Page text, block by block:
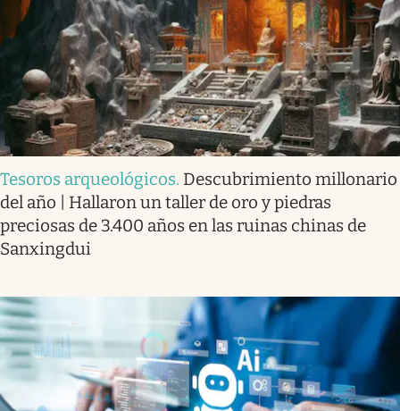
Tesoros arqueológicos. Descubrimiento millonario
del año | Hallaron un taller de oro y piedras
preciosas de 3.400 años en las ruinas chinas de
Sanxingdui